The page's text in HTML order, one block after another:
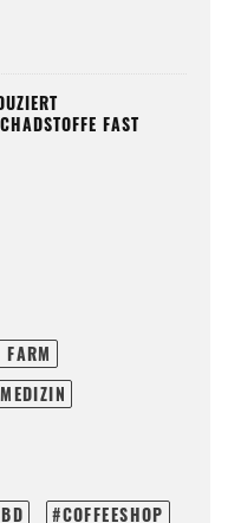
FAST
FARM
COFFEESHOP